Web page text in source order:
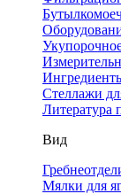
Стеллажи
Литература
Вид
Мялки для